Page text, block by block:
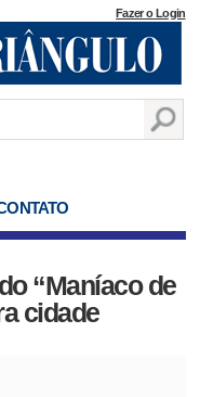
Fazer o Login
“Maníaco de
cidade